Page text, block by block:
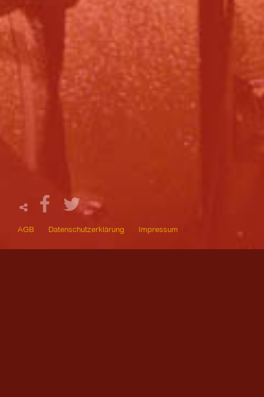
AGB Datenschutzerklärung Impressum